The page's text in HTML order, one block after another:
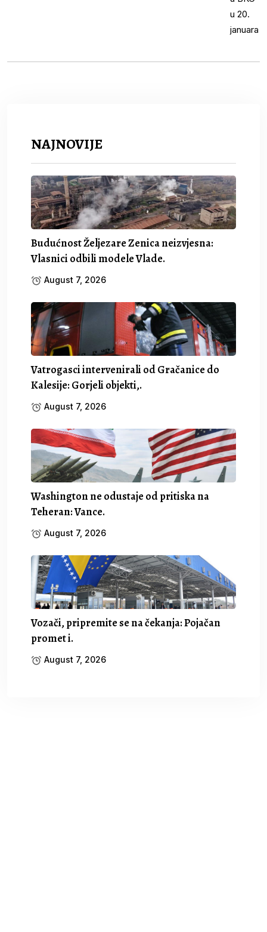
NAJNOVIJE
Budućnost Željezare Zenica neizvjesna:
Vlasnici odbili modele Vlade.
August 7, 2026
Vatrogasci intervenirali od Gračanice do
Kalesije: Gorjeli objekti,.
August 7, 2026
Washington ne odustaje od pritiska na
Teheran: Vance.
August 7, 2026
Vozači, pripremite se na čekanja: Pojačan
promet i.
August 7, 2026